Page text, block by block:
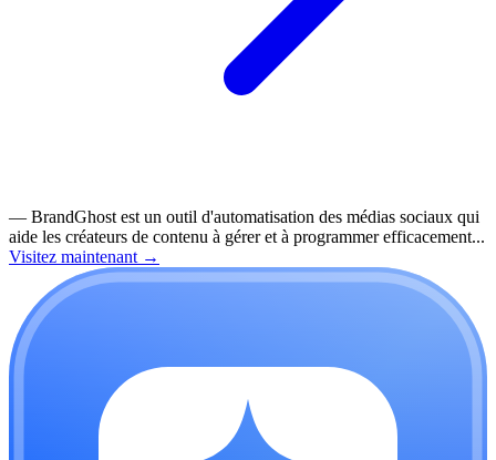
— BrandGhost est un outil d'automatisation des médias sociaux qui
aide les créateurs de contenu à gérer et à programmer efficacement...
Visitez maintenant →